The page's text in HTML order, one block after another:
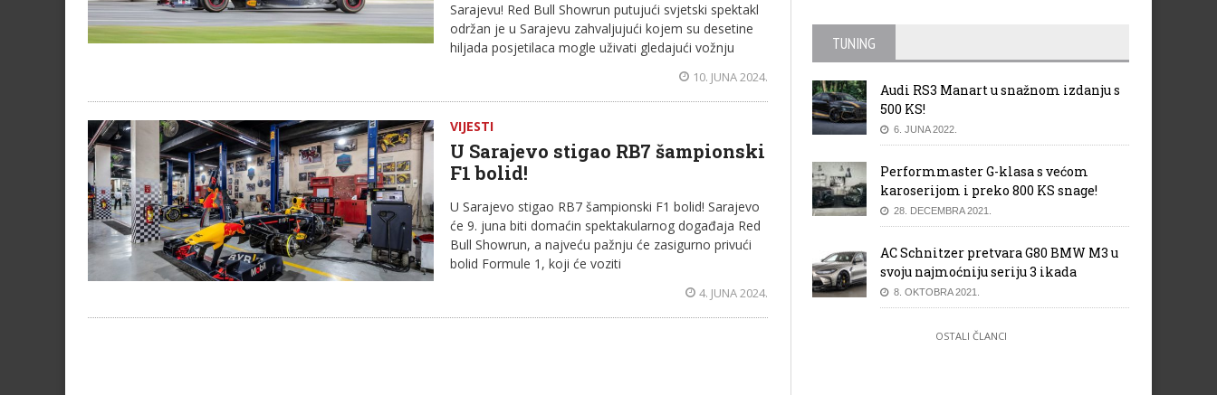
Sarajevu! Red Bull Showrun putujući svjetski spektakl
održan je u Sarajevu zahvaljujući kojem su desetine
hiljada posjetilaca mogle uživati gledajući vožnju
10. JUNA 2024.
VIJESTI
U Sarajevo stigao RB7 šampionski
F1 bolid!
U Sarajevo stigao RB7 šampionski F1 bolid! Sarajevo
će 9. juna biti domaćin spektakularnog događaja Red
Bull Showrun, a najveću pažnju će zasigurno privući
bolid Formule 1, koji će voziti
4. JUNA 2024.
TUNING
Audi RS3 Manart u snažnom izdanju s
500 KS!
6. JUNA 2022.
Performmaster G-klasa s većom
karoserijom i preko 800 KS snage!
28. DECEMBRA 2021.
AC Schnitzer pretvara G80 BMW M3 u
svoju najmoćniju seriju 3 ikada
8. OKTOBRA 2021.
OSTALI ČLANCI